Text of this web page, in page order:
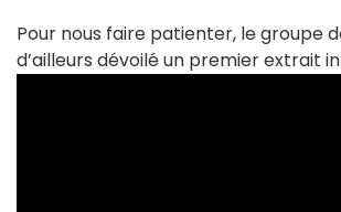
Pour nous faire patienter, le groupe
d’ailleurs dévoilé un premier extrait